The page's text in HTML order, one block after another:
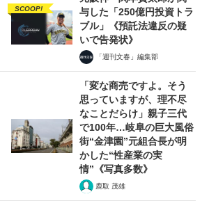
SCOOP!
与した「250億円投資トラ
ブル」《預託法違反の疑
いで告発状》
「週刊文春」編集部
「変な商売ですよ。そう
思っていますが、理不尽
なことだらけ」親子三代
で100年…岐阜の巨大風俗
街“金津園”元組合長が明
かした“性産業の実
情”《写真多数》
鹿取 茂雄